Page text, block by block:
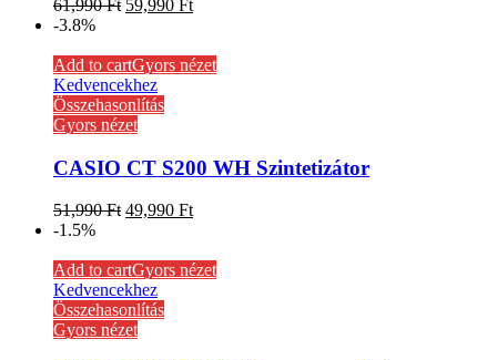
61,990Ft 59,990 Ft
-3.8%
Add to cartGyors nézet
Kedvencekhez
Összehasonlítás
Gyors nézet
CASIO CT S200 WH Szintetizátor
51,990Ft 49,990 Ft
-1.5%
Add to cartGyors nézet
Kedvencekhez
Összehasonlítás
Gyors nézet